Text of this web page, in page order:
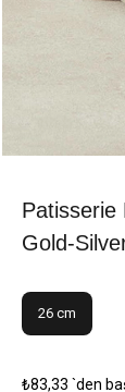
Patisserie
Gold-
26 cm
₺83,33 `den